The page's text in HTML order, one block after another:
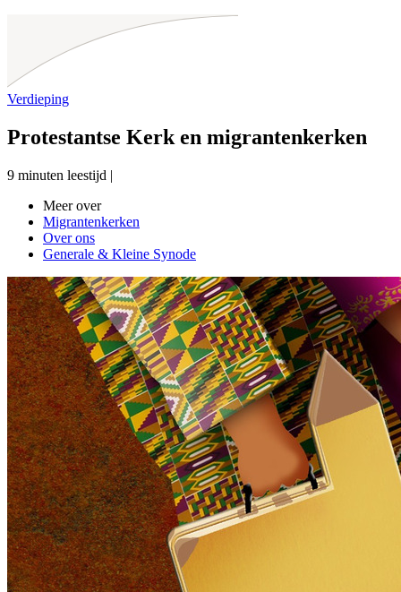
Verdieping
Protestantse Kerk en migrantenkerken
9 minuten leestijd |
Meer over
Migrantenkerken
Over ons
Generale & Kleine Synode